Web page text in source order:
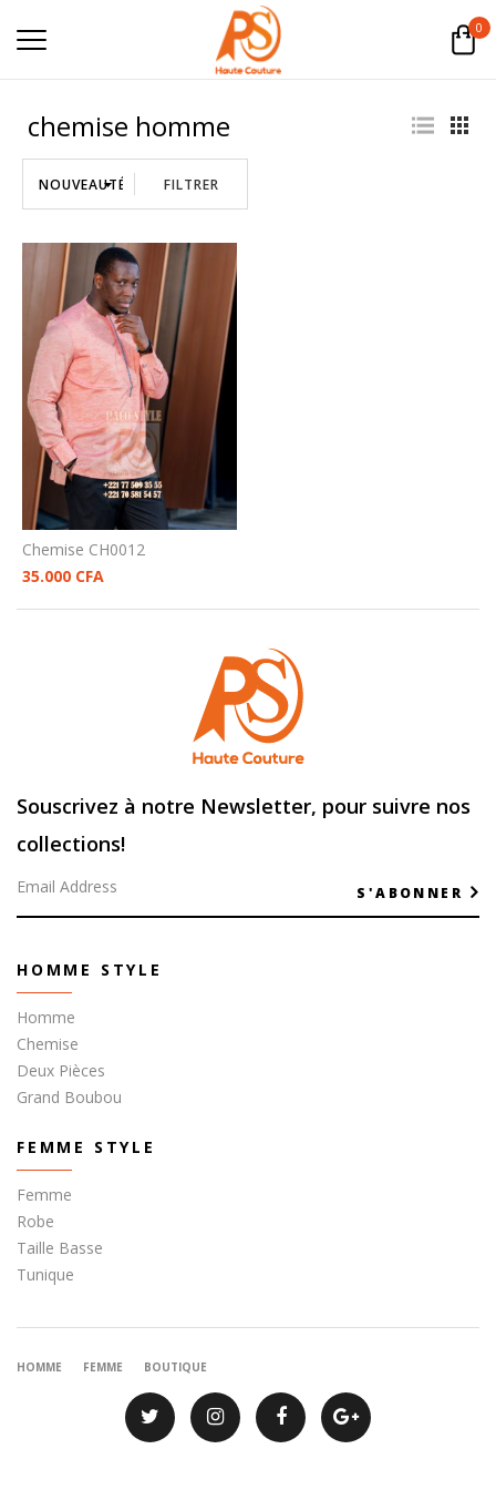
0
chemise homme
FILTRER
Chemise CH0012
35.000 CFA
Souscrivez à notre Newsletter, pour suivre nos
collections!
S'ABONNER
HOMME STYLE
Homme
Chemise
Deux Pièces
Grand Boubou
FEMME STYLE
Femme
Robe
Taille Basse
Tunique
HOMME FEMME BOUTIQUE